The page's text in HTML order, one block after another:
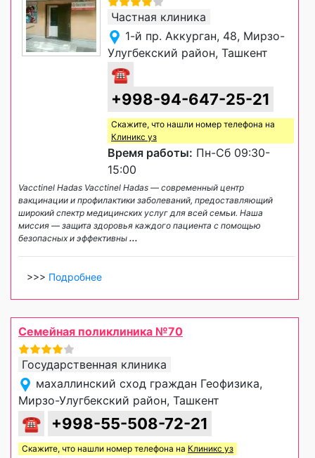
Частная клиника
1-й пр. Аккурган, 48, Мирзо-
Улугбекский район, Ташкент
☎
+998-94-647-25-21
Скажите, что нашли номер телефона на
Клиникс уз
Время работы: Пн-Сб 09:30-
15:00
Vacctinel Hadas Vacctinel Hadas — современный центр
вакцинации и профилактики заболеваний, предоставляющий
широкий спектр медицинских услуг для всей семьи. Наша
миссия — защита здоровья каждого пациента с помощью
безопасных и эффективны ...
>>> Подробнее
Семейная поликлиника №70
Государственная клиника
махаллинский сход граждан Геофизика,
Мирзо-Улугбекский район, Ташкент
☎ +998-55-508-72-21
Скажите, что нашли номер телефона на Клиникс уз